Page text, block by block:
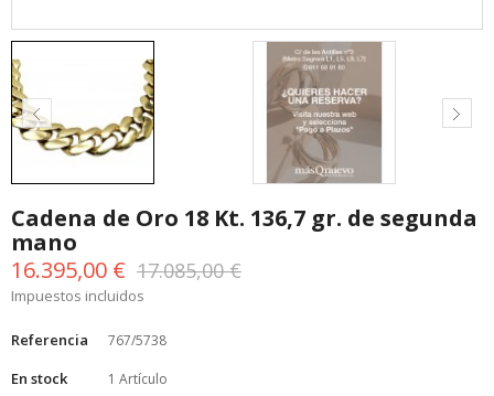
Cadena de Oro 18 Kt. 136,7 gr. de segunda
mano
16.395,00 € 17.085,00 €
Impuestos incluidos
Referencia 767/5738
En stock 1 Artículo